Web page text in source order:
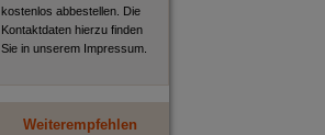
kostenlos abbestellen. Die
Kontaktdaten hierzu finden
Sie in unserem Impressum.
Weiterempfehlen